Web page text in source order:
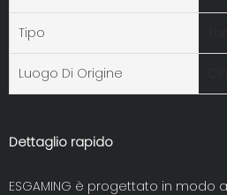
Tipo
Luogo Di Origine
Dettaglio rapido
ESGAMING è progettato in